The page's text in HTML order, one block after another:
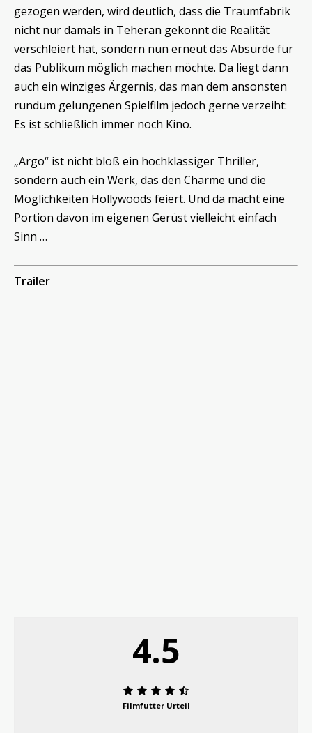
gezogen werden, wird deutlich, dass die Traumfabrik
nicht nur damals in Teheran gekonnt die Realität
verschleiert hat, sondern nun erneut das Absurde für
das Publikum möglich machen möchte. Da liegt dann
auch ein winziges Ärgernis, das man dem ansonsten
rundum gelungenen Spielfilm jedoch gerne verzeiht:
Es ist schließlich immer noch Kino.
„Argo“ ist nicht bloß ein hochklassiger Thriller,
sondern auch ein Werk, das den Charme und die
Möglichkeiten Hollywoods feiert. Und da macht eine
Portion davon im eigenen Gerüst vielleicht einfach
Sinn …
Trailer
4.5
Filmfutter Urteil